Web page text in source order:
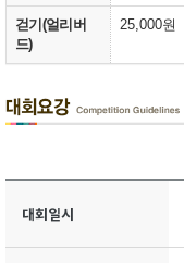
걷기(얼리버
드)
25,000원
대회일시